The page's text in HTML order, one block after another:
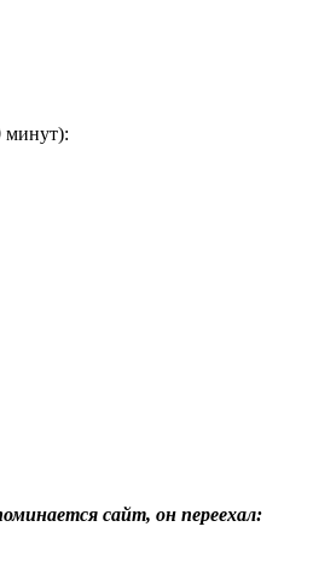
минут):
сайт, он переехал: